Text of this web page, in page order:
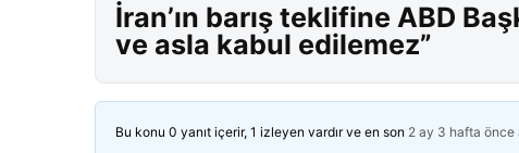
İran’ın barış teklifine ABD
ve asla kabul edilemez”
Bu konu 0 yanıt içerir, 1 izleyen vardır ve en son 2 ay 3 hafta önce